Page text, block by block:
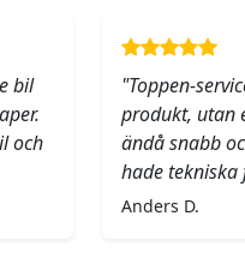
bil
och
"Toppen-
produkt, utan
ändå snabb
hade tekniska
Anders D.